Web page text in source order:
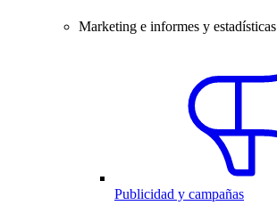
Marketing e informes y estadísticas
Publicidad y campañas